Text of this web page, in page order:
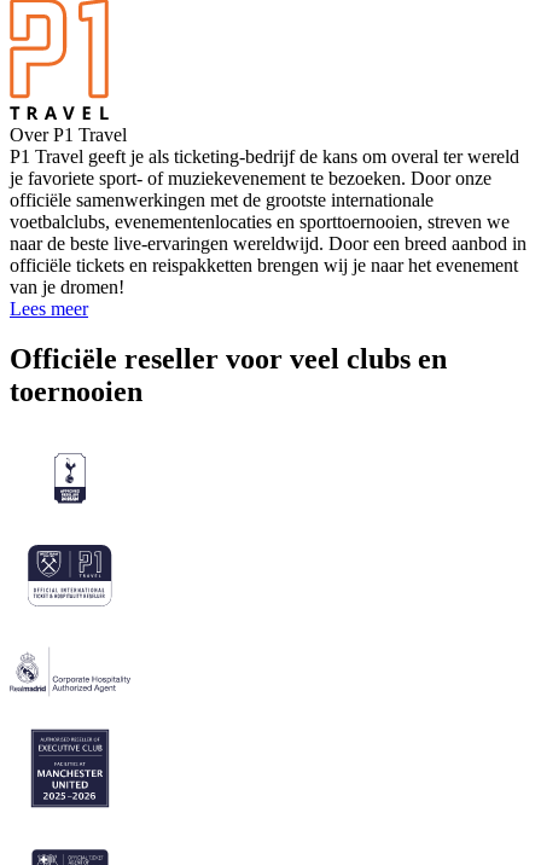
Over P1 Travel
P1 Travel geeft je als ticketing-bedrijf de kans om overal ter wereld
je favoriete sport- of muziekevenement te bezoeken. Door onze
officiële samenwerkingen met de grootste internationale
voetbalclubs, evenementenlocaties en sporttoernooien, streven we
naar de beste live-ervaringen wereldwijd. Door een breed aanbod in
officiële tickets en reispakketten brengen wij je naar het evenement
van je dromen!
Lees meer
Officiële reseller voor veel clubs en
toernooien